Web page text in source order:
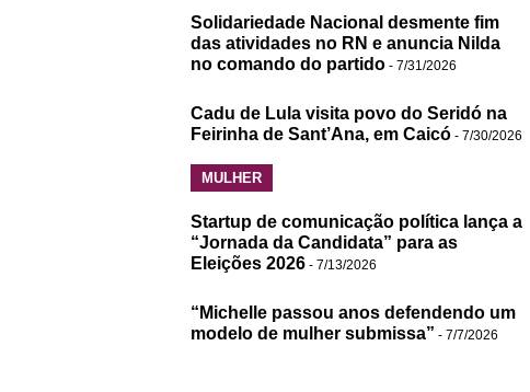
Solidariedade Nacional desmente fim
das atividades no RN e anuncia Nilda
no comando do partido - 7/31/2026
Cadu de Lula visita povo do Seridó na
Feirinha de Sant’Ana, em Caicó - 7/30/2026
MULHER
Startup de comunicação política lança a
“Jornada da Candidata” para as
Eleições 2026 - 7/13/2026
“Michelle passou anos defendendo um
modelo de mulher submissa” - 7/7/2026